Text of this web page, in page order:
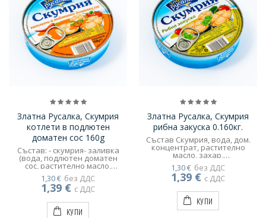
Златна Русалка, Скумрия
котлети в подлютен
доматен сос 160g
Състав: - скумрия- заливка
(вода, подлютен доматен
сос, растително масло,
модифицирано картофено
нишесте, захар, чили, сол)
без ДДС
1,30 €
с ДДС
1,39 €
КУПИ
Златна Русалка, Скумрия
рибна закуска 0.160кг.
Състав Скумрия, вода, дом.
концентрат, растително
масло, захар,
модифицирано картофено
нишесте, кисели
краставички, сол
без ДДС
1,30 €
с ДДС
1,39 €
КУПИ